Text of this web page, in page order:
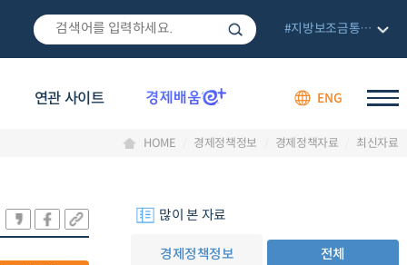
연관 사이트 ENG
#지방보조금통합관리망
HOME 경제정책정보 경제정책자료 최신자료
많이 본 자료
경제정책정보 전체